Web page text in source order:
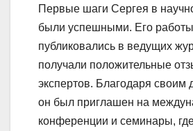
Первые шаги Сергея в
были успешными. Его работы
публиковались в ведущих
получали положительные
экспертов. Благодаря своим
он был приглашен на
конференции и семинары,